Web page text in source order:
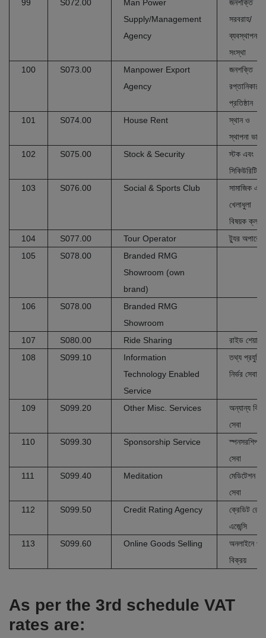
99 S072.00
Man Power
Supply/Management
Agency
জনশক্তি
সরবরাহ/
ব্যবস্থাপনা
সংস্থা
100
S073.00
Manpower Export
Agency
জনশক্তি
রপ্তানিকারক
প্রতিষ্ঠান
101
S074.00 House Rent
স্থান ও
স্থাপনা ভাড়া
102
S075.00 Stock & Security
স্টক এবং
সিকিউরিটি
103
S076.00 Social & Sports Club
সামাজিক এবং
খেলাধুলা
বিষয়ক ক্লাব
104
S077.00 Tour Operator
ট্যুর অপারেটর
105
S078.00
Branded RMG
Showroom (own
brand)
106
S078.00
Branded RMG
Showroom
107
S080.00 Ride Sharing
রাইড শেয়ারিং
108
S099.10
Information
Technology Enabled
Service
তথ্য প্রযুক্তি
নির্ভর সেবা
109 S099.20 Other Misc. Services
অন্যান্য
সেবা
110
S099.30 Sponsorship Service
স্পনসরশিপ
সেবা
111
S099.40 Meditation
মেডিটেশন
সেবা
112
S099.50 Credit Rating Agency
ক্রেডিট রেটিং
এজেন্সি
113
S099.60 Online Goods Selling
অনলাইনে
বিক্রয়
As per the 3rd schedule VAT
rates are: